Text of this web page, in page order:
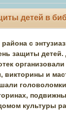
детей в
с
защиты детей.
викторины и
культуры